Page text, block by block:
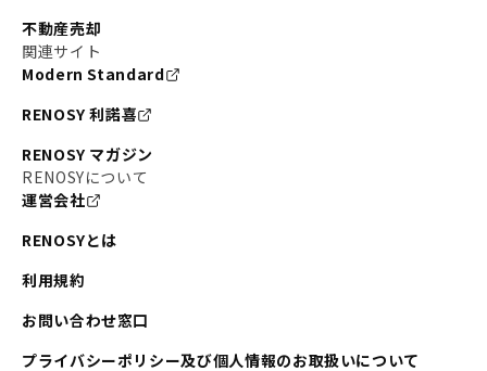
不動産売却
関連サイト
Modern Standard
RENOSY 利諾喜
RENOSY マガジン
RENOSYについて
運営会社
RENOSYとは
利用規約
お問い合わせ窓口
プライバシーポリシー及び個人情報のお取扱いについて